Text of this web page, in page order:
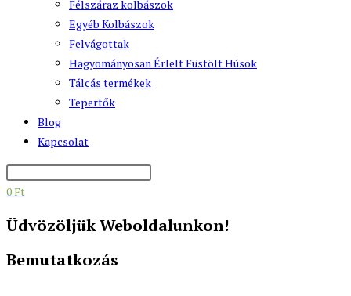
Félszáraz kolbászok
Egyéb Kolbászok
Felvágottak
Hagyományosan Érlelt Füstölt Húsok
Tálcás termékek
Tepertők
Blog
Kapcsolat
0 Ft
Üdvözöljük Weboldalunkon!
Bemutatkozás